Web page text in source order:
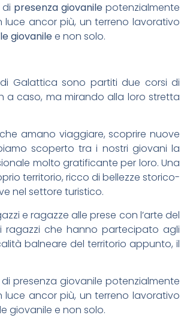
presenza giovanilepotenzialmente
ancor più, un terreno lavorativo
giovanilee non solo.
di Galattica sono partiti due corsi di
a caso, ma mirando alla loro stretta
amano viaggiare, scoprire nuove
scoperto tra i nostri giovani la
molto gratificante per loro. Una
territorio, ricco di bellezze storico-
nel settore turistico.
e ragazze alle prese con l’arte del
ragazzi che hanno partecipato agli
balneare del territorio appunto, il
presenza giovanile potenzialmente
ancor più, un terreno lavorativo
giovanile e non solo.